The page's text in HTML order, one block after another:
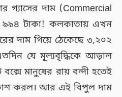
গ্যাসের দাম (Commercial
টাকা! কলকাতায় এখন
দাম গিয়ে ঠেকেছে ৩,২০২
যে মূল্যবৃদ্ধিকে আড়াল
মানুষের রায় বন্দী হতেই
করল। আর এই বিপুল দাম